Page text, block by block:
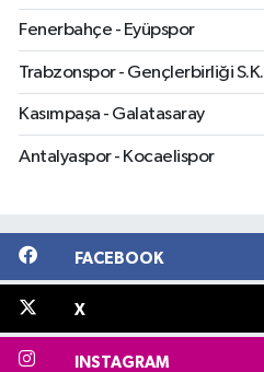
Fenerbahçe - Eyüpspor
Trabzonspor - Gençlerbirliği S.K.
Kasımpaşa - Galatasaray
Antalyaspor - Kocaelispor
FACEBOOK
X
INSTAGRAM